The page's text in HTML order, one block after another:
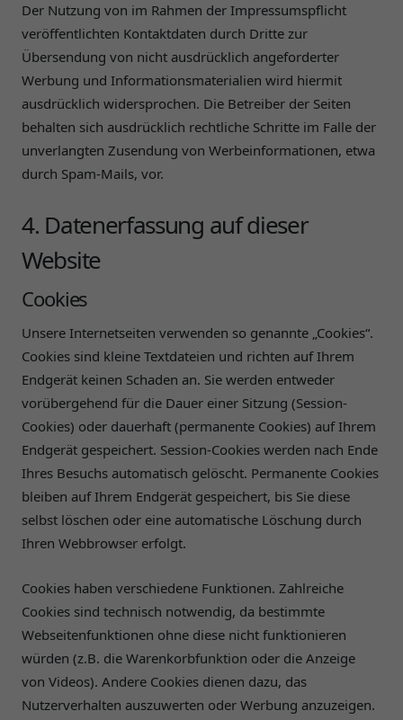
Der Nutzung von im Rahmen der Impressumspflicht
veröffentlichten Kontaktdaten durch Dritte zur
Übersendung von nicht ausdrücklich angeforderter
Werbung und Informationsmaterialien wird hiermit
ausdrücklich widersprochen. Die Betreiber der Seiten
behalten sich ausdrücklich rechtliche Schritte im Falle der
unverlangten Zusendung von Werbeinformationen, etwa
durch Spam-Mails, vor.
4. Datenerfassung auf dieser
Website
Cookies
Unsere Internetseiten verwenden so genannte „Cookies“.
Cookies sind kleine Textdateien und richten auf Ihrem
Endgerät keinen Schaden an. Sie werden entweder
vorübergehend für die Dauer einer Sitzung (Session-
Cookies) oder dauerhaft (permanente Cookies) auf Ihrem
Endgerät gespeichert. Session-Cookies werden nach Ende
Ihres Besuchs automatisch gelöscht. Permanente Cookies
bleiben auf Ihrem Endgerät gespeichert, bis Sie diese
selbst löschen oder eine automatische Löschung durch
Ihren Webbrowser erfolgt.
Cookies haben verschiedene Funktionen. Zahlreiche
Cookies sind technisch notwendig, da bestimmte
Webseitenfunktionen ohne diese nicht funktionieren
würden (z.B. die Warenkorbfunktion oder die Anzeige
von Videos). Andere Cookies dienen dazu, das
Nutzerverhalten auszuwerten oder Werbung anzuzeigen.